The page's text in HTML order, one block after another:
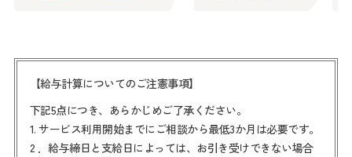
【給与計算についてのご注憲事項】
下記5点につき、あらかじめご了承ください。
1. サービス利用開始までにご相談から最低3か月は必要です。
2 ．給与締日と支給日によっては、お引き受けできない場合